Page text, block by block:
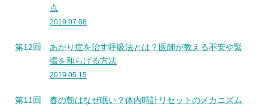
点
2019.07.08
第12回
あがり症を治す呼吸法とは？医師が教える不安や緊
張を和らげる方法
2019.05.15
第11回
春の朝はなぜ眠い？体内時計リセットのメカニズム